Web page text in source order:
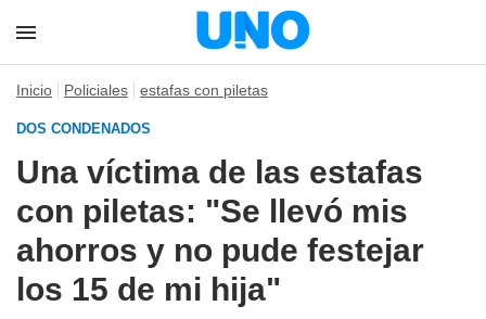
Inicio Policiales estafas con piletas
DOS CONDENADOS
Una víctima de las estafas
con piletas: "Se llevó mis
ahorros y no pude festejar
los 15 de mi hija"